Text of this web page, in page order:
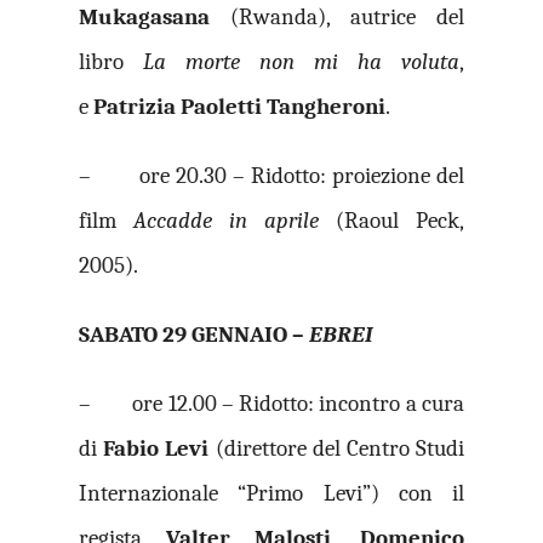
Mukagasana (Rwanda), autrice del
libro La morte non mi ha voluta,
ePatrizia Paoletti Tangheroni.
– ore 20.30 – Ridotto: proiezione del
filmAccadde in aprile (Raoul Peck,
2005).
SABATO 29 GENNAIO – EBREI
– ore 12.00 – Ridotto: incontro a cura
diFabio Levi (direttore del Centro Studi
Internazionale “Primo Levi”) con il